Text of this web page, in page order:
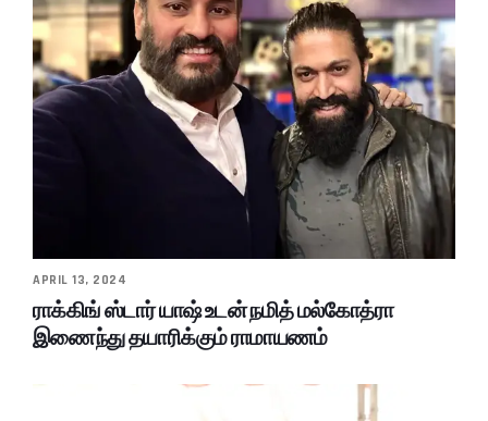
APRIL 13, 2024
ராக்கிங் ஸ்டார் யாஷ் உடன் நமித் மல்கோத்ரா
இணைந்து தயாரிக்கும் ராமாயணம்